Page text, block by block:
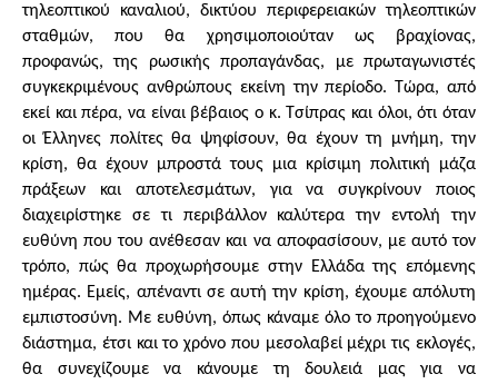
τηλεοπτικού καναλιού, δικτύου περιφερειακών τηλεοπτικών
σταθμών, που θα χρησιμοποιούταν ως βραχίονας,
προφανώς, της ρωσικής προπαγάνδας, με πρωταγωνιστές
συγκεκριμένους ανθρώπους εκείνη την περίοδο. Τώρα, από
εκεί και πέρα, να είναι βέβαιος ο κ. Τσίπρας και όλοι, ότι όταν
οι Έλληνες πολίτες θα ψηφίσουν, θα έχουν τη μνήμη, την
κρίση, θα έχουν μπροστά τους μια κρίσιμη πολιτική μάζα
πράξεων και αποτελεσμάτων, για να συγκρίνουν ποιος
διαχειρίστηκε σε τι περιβάλλον καλύτερα την εντολή την
ευθύνη που του ανέθεσαν και να αποφασίσουν, με αυτό τον
τρόπο, πώς θα προχωρήσουμε στην Ελλάδα της επόμενης
ημέρας. Εμείς, απέναντι σε αυτή την κρίση, έχουμε απόλυτη
εμπιστοσύνη. Με ευθύνη, όπως κάναμε όλο το προηγούμενο
διάστημα, έτσι και το χρόνο που μεσολαβεί μέχρι τις εκλογές,
θα συνεχίζουμε να κάνουμε τη δουλειά μας για να